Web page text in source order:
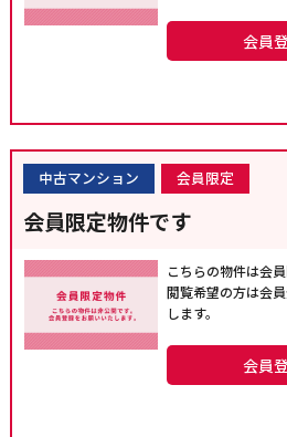
会員
中古マンション 会員限定
会員限定物件です
こちらの物件は会員
閲覧希望の方は会
します。
会員